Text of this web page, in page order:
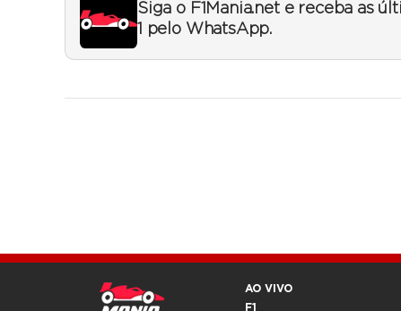
Siga o F1Mania.net e receba as
1 pelo WhatsApp.
AO VIVO
F1